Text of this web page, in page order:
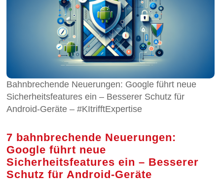
Bahnbrechende Neuerungen: Google führt neue
Sicherheitsfeatures ein – Besserer Schutz für
Android-Geräte – #KItrifftExpertise
7 bahnbrechende Neuerungen:
Google führt neue
Sicherheitsfeatures ein – Besserer
Schutz für Android-Geräte